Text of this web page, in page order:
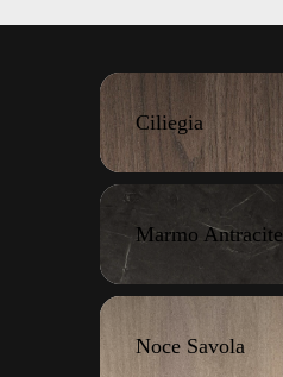
Ciliegia
Marmo Antracite
Noce Savola